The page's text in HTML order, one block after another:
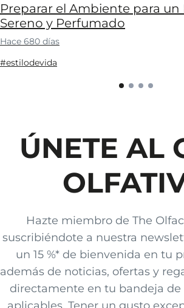
Preparar el Ambiente para un
Sereno y Perfumado
Hace 680 días
#estilodevida
ÚNETE AL
Hazte miembro de The
suscribiéndote a nuestra
un 15 %* de bienvenida en tu
además de noticias, ofertas y
directamente en tu bandeja de